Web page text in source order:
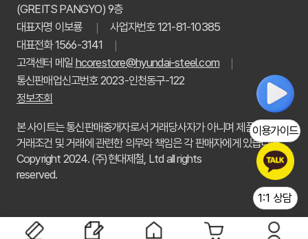
(GREITS PANGYO) 9층
대표자명 이보룡
사업자번호 121-81-10385
대표전화 1566-3141
고객센터 메일 hcorestore@hyundai-steel.com
통신판매업신고번호 2023-인천동구-122
정보조회
본 사이트는 통신판매중개자로서 거래당사자가 아니며 제품정보,
거래조건 및 거래에 관련한 의무와 책임은 각 판매자에게 있습니다.
Copyright 2024. (주)현대제철, Ltd all rights
reserved.
이용가이드
1:1 상담